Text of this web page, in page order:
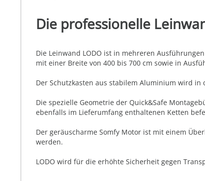
Die professionelle
Die Leinwand LODO ist in mehreren
mit einer Breite von 400 bis 700 cm sowie in
Der Schutzkasten aus stabilem Aluminium wird
Die spezielle Geometrie der Quick&Safe
ebenfalls im Lieferumfang enthaltenen Ketten
Der geräuscharme Somfy Motor ist mit einem
werden.
LODO wird für die erhöhte Sicherheit gegen